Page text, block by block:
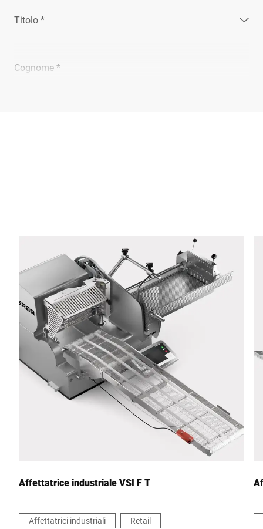
Titolo *
Cognome *
CAP *
Affettatrice industriale VSI F T
Affettatrici industriali
Retail